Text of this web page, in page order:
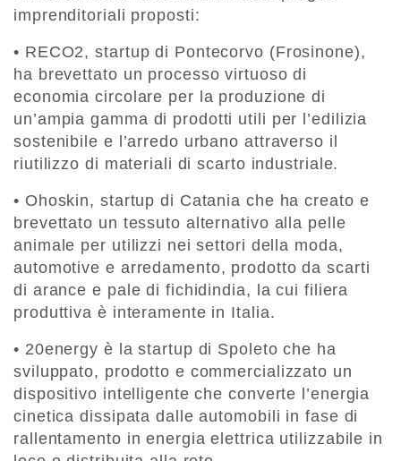
imprenditoriali proposti:
• RECO2, startup di Pontecorvo (Frosinone),
ha brevettato un processo virtuoso di
economia circolare per la produzione di
un’ampia gamma di prodotti utili per l’edilizia
sostenibile e l’arredo urbano attraverso il
riutilizzo di materiali di scarto industriale.
• Ohoskin, startup di Catania che ha creato e
brevettato un tessuto alternativo alla pelle
animale per utilizzi nei settori della moda,
automotive e arredamento, prodotto da scarti
di arance e pale di fichidindia, la cui filiera
produttiva è interamente in Italia.
• 20energy è la startup di Spoleto che ha
sviluppato, prodotto e commercializzato un
dispositivo intelligente che converte l’energia
cinetica dissipata dalle automobili in fase di
rallentamento in energia elettrica utilizzabile in